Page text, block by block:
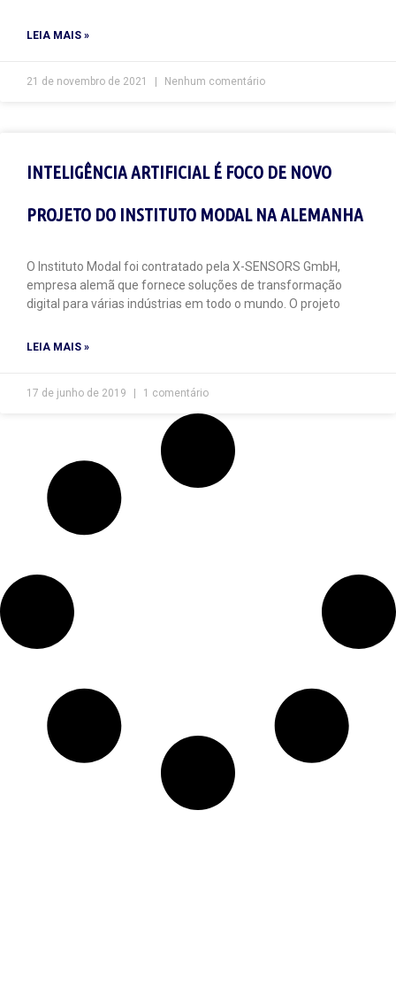
LEIA MAIS »
21 de novembro de 2021 Nenhum comentário
INTELIGÊNCIA ARTIFICIAL É FOCO DE NOVO
PROJETO DO INSTITUTO MODAL NA ALEMANHA
O Instituto Modal foi contratado pela X-SENSORS GmbH,
empresa alemã que fornece soluções de transformação
digital para várias indústrias em todo o mundo. O projeto
LEIA MAIS »
17 de junho de 2019 1 comentário